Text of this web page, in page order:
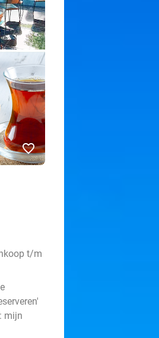
favorite_border
t/m
mijn